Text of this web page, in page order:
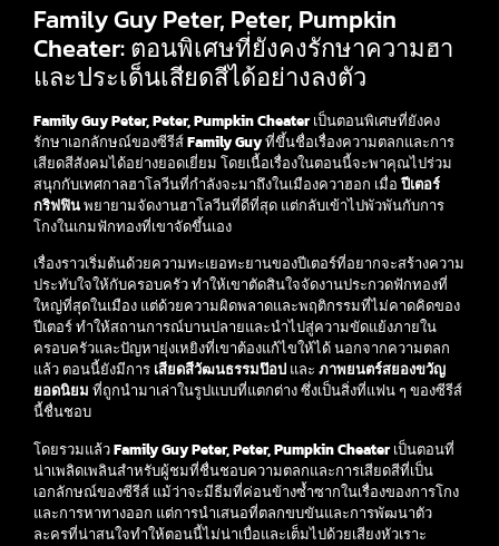
Family Guy Peter, Peter, Pumpkin
Cheater: ตอนพิเศษที่ยังคงรักษาความฮา
และประเด็นเสียดสีได้อย่างลงตัว
Family Guy Peter, Peter, Pumpkin Cheaterเป็นตอนพิเศษที่ยังคง
รักษาเอกลักษณ์ของซีรีส์Family Guyที่ขึ้นชื่อเรื่องความตลกและการ
เสียดสีสังคมได้อย่างยอดเยี่ยม โดยเนื้อเรื่องในตอนนี้จะพาคุณไปร่วม
สนุกกับเทศกาลฮาโลวีนที่กำลังจะมาถึงในเมืองควาฮอก เมื่อ ปีเตอร์
กริฟฟินพยายามจัดงานฮาโลวีนที่ดีที่สุด แต่กลับเข้าไปพัวพันกับการ
โกงในเกมฟักทองที่เขาจัดขึ้นเอง
เรื่องราวเริ่มต้นด้วยความทะเยอทะยานของปีเตอร์ที่อยากจะสร้างความ
ประทับใจให้กับครอบครัว ทำให้เขาตัดสินใจจัดงานประกวดฟักทองที่
ใหญ่ที่สุดในเมือง แต่ด้วยความผิดพลาดและพฤติกรรมที่ไม่คาดคิดของ
ปีเตอร์ ทำให้สถานการณ์บานปลายและนำไปสู่ความขัดแย้งภายใน
ครอบครัวและปัญหายุ่งเหยิงที่เขาต้องแก้ไขให้ได้ นอกจากความตลก
แล้ว ตอนนี้ยังมีการ เสียดสีวัฒนธรรมป๊อป และ ภาพยนตร์สยองขวัญ
ยอดนิยม ที่ถูกนำมาเล่าในรูปแบบที่แตกต่าง ซึ่งเป็นสิ่งที่แฟน ๆ ของซีรีส์
นี้ชื่นชอบ
โดยรวมแล้วFamily Guy Peter, Peter, Pumpkin Cheaterเป็นตอนที่
น่าเพลิดเพลินสำหรับผู้ชมที่ชื่นชอบความตลกและการเสียดสีที่เป็น
เอกลักษณ์ของซีรีส์ แม้ว่าจะมีธีมที่ค่อนข้างซ้ำซากในเรื่องของการโกง
และการหาทางออก แต่การนำเสนอที่ตลกขบขันและการพัฒนาตัว
ละครที่น่าสนใจทำให้ตอนนี้ไม่น่าเบื่อและเต็มไปด้วยเสียงหัวเราะ